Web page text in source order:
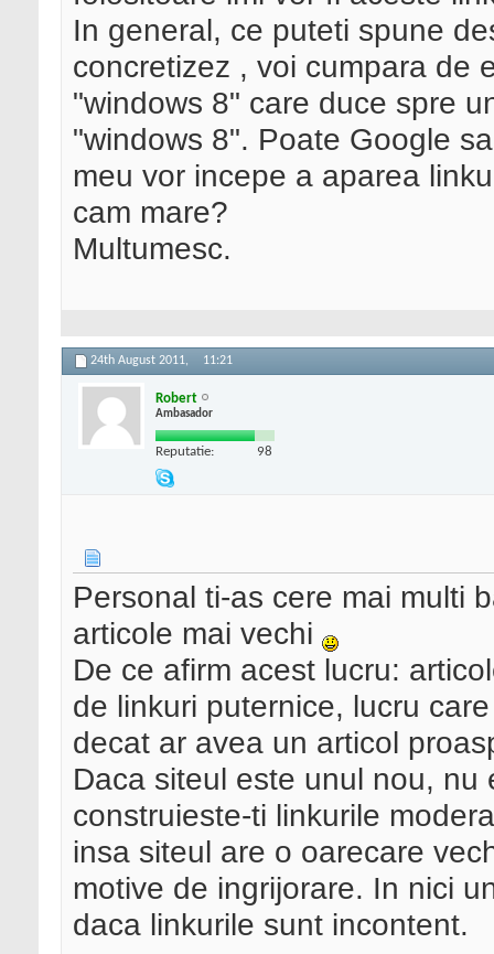
In general, ce puteti spune
concretizez , voi cumpara de
"windows 8" care duce spre
"windows 8". Poate Google
meu vor incepe a aparea
cam mare?
Multumesc.
24th August 2011, 11:21
Robert
Ambasador
Reputatie: 98
Personal ti-as cere mai multi
articole mai vechi
De ce afirm acest lucru:
de linkuri puternice, lucru
decat ar avea un articol
Daca siteul este unul nou,
construieste-ti linkurile
insa siteul are o oarecare
motive de ingrijorare. In nici
daca linkurile sunt incontent.